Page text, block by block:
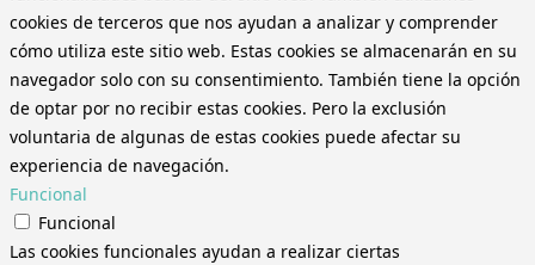
cookies de terceros que nos ayudan a analizar y comprender
cómo utiliza este sitio web. Estas cookies se almacenarán en su
navegador solo con su consentimiento. También tiene la opción
de optar por no recibir estas cookies. Pero la exclusión
voluntaria de algunas de estas cookies puede afectar su
experiencia de navegación.
Funcional
Funcional
Las cookies funcionales ayudan a realizar ciertas